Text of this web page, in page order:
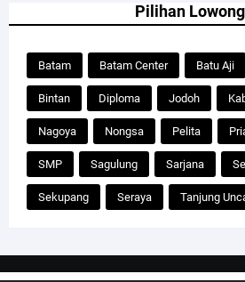
Pilihan
Batam Batam Center Batu Aji
Bintan Diploma Jodoh
Nagoya Nongsa Pelita
SMP Sagulung Sarjana
Sekupang Seraya Tanjung